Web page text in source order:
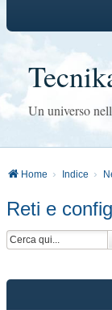
Un universo
Home Indice
Reti e